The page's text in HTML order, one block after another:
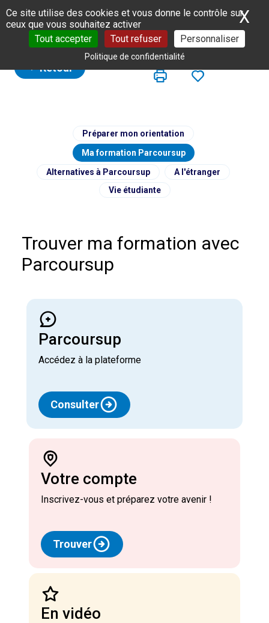
Panneau de gestion des cookies
Ce site utilise des cookies et vous donne le contrôle sur
ceux que vous souhaitez activer
Tout accepter
Tout refuser Personnaliser
Politique de confidentialité
X
Retour
Préparer mon orientation
Ma formation Parcoursup
Alternatives à Parcoursup
A l'étranger
Vie étudiante
Trouver ma formation avec
Parcoursup
Parcoursup
Accédez à la plateforme
Consulter
Votre compte
Inscrivez-vous et préparez votre avenir !
Trouver
En vidéo